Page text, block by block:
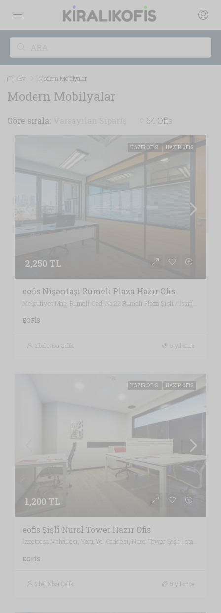
Ev Modern Mobilyalar
Modern Mobilyalar
64 Ofis
Göre sırala:
HAZIR OFIS HAZIR OFIS
2,250 TL
eofis Nişantaşı Rumeli Plaza Hazır Ofis
EOFIS
Sibel Nisa Çelik 5 yıl önce
HAZIR OFIS HAZIR OFIS
1,200 TL
eofis Şişli Nurol Tower Hazır Ofis
EOFIS
Sibel Nisa Çelik 5 yıl önce